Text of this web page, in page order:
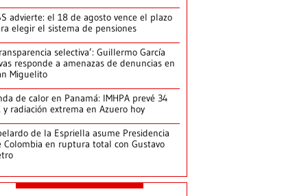
advierte: el 18 de agosto vence el plazo
elegir el sistema de pensiones
selectiva’: Guillermo García
responde a amenazas de denuncias en
Miguelito
de calor en Panamá: IMHPA prevé 34
y radiación extrema en Azuero hoy
de la Espriella asume Presidencia
Colombia en ruptura total con Gustavo